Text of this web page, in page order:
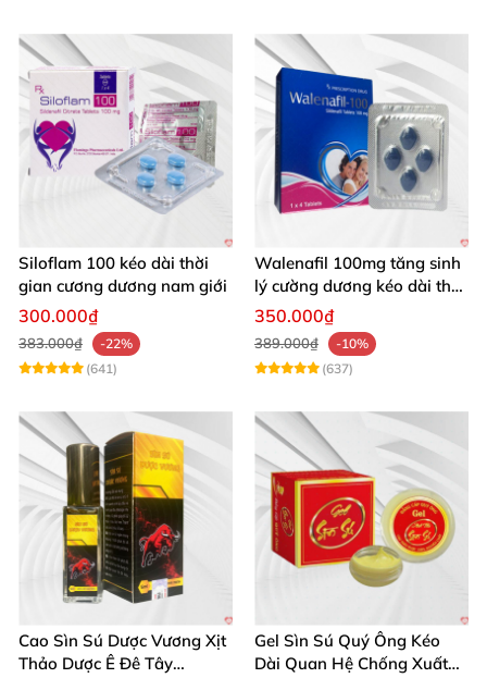
Siloflam 100 kéo dài thời
gian cương dương nam giới
300.000₫
383.000₫
-22%
(641)
Walenafil 100mg tăng sinh
lý cường dương kéo dài thời
gian
350.000₫
389.000₫
-10%
(637)
Cao Sìn Sú Dược Vương Xịt
Thảo Dược Ê Đê Tây
Gel Sìn Sú Quý Ông Kéo
Dài Quan Hệ Chống Xuất